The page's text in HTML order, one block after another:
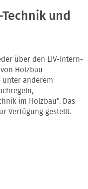
und
über den LIV-Intern-
Holzbau
unter anderem
im Holzbau". Das
Verfügung gestellt.